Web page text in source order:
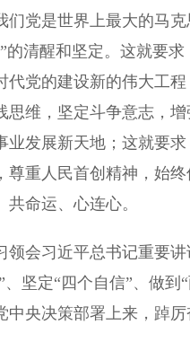
党是世界上最大的马
清醒和坚定。这就要
党的建设新的伟大工
维，坚定斗争意志，
发展新天地；这就要
重人民首创精神，始
命运、心连心。
会习近平总书记重要讲
坚定“四个自信”、做到
央决策部署上来，踔